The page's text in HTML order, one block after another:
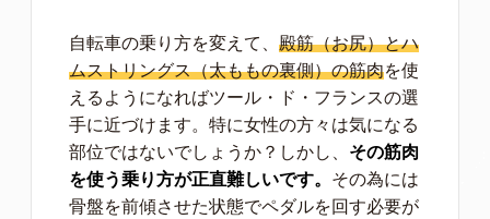
自転車の乗り方を変えて、殿筋（お尻）とハ
ムストリングス（太ももの裏側）の筋肉を使
えるようになればツール・ド・フランスの選
手に近づけます。特に女性の方々は気になる
部位ではないでしょうか？しかし、 その筋肉
を使う乗り方が正直難しいです。 その為には
骨盤を前傾させた状態でペダルを回す必要が